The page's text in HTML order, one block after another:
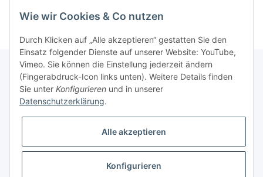
Gesetzliche Informationen
Vertrag widerrufen
Wie wir Cookies & Co nutzen
Durch Klicken auf „Alle akzeptieren“ gestatten Sie den
Einsatz folgender Dienste auf unserer Website: YouTube,
Vimeo. Sie können die Einstellung jederzeit ändern
(Fingerabdruck-Icon links unten). Weitere Details finden
Sie unter Konfigurieren und in unserer
Datenschutzerklärung.
Alle akzeptieren
Konfigurieren